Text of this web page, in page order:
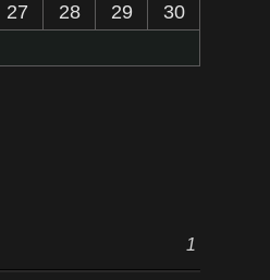
27 28 29
30
1